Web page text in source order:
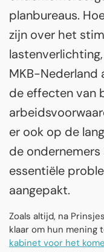
planbureaus.
zijn over het
MKB-Nederland
de effecten van
er ook op de
de
essentiële
aangepakt.
Zoals altijd, na
klaar om hun mening
kabinet voor het